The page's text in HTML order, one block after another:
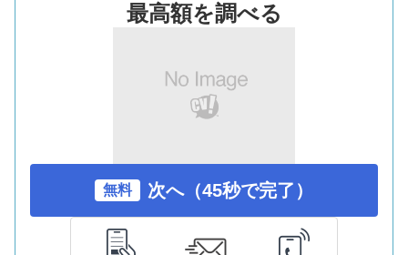
最高額を調べる
無料 次へ（45秒で完了）